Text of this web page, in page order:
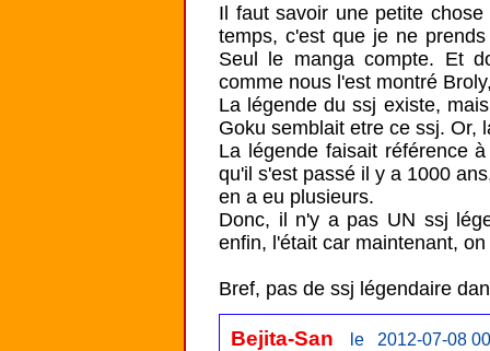
Il faut savoir une petite
temps, c'est que je ne
Seul le manga compte. Et
comme nous l'est montré
La légende du ssj existe,
Goku semblait etre ce ssj. Or,
La légende faisait référence
qu'il s'est passé il y a 1000
en a eu plusieurs.
Donc, il n'y a pas UN ssj
enfin, l'était car maintenant,
Bref, pas de ssj légendaire
Bejita-San le 2012-07-08